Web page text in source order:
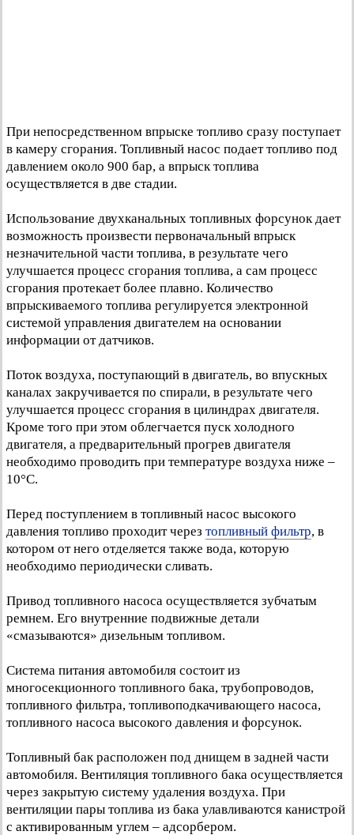
При непосредственном впрыске топливо сразу поступает
в камеру сгорания. Топливный насос подает топливо под
давлением около 900 бар, а впрыск топлива
осуществляется в две стадии.
Использование двухканальных топливных форсунок дает
возможность произвести первоначальный впрыск
незначительной части топлива, в результате чего
улучшается процесс сгорания топлива, а сам процесс
сгорания протекает более плавно. Количество
впрыскиваемого топлива регулируется электронной
системой управления двигателем на основании
информации от датчиков.
Поток воздуха, поступающий в двигатель, во впускных
каналах закручивается по спирали, в результате чего
улучшается процесс сгорания в цилиндрах двигателя.
Кроме того при этом облегчается пуск холодного
двигателя, а предварительный прогрев двигателя
необходимо проводить при температуре воздуха ниже –
10°C.
Перед поступлением в топливный насос высокого
давления топливо проходит через топливный фильтр, в
котором от него отделяется также вода, которую
необходимо периодически сливать.
Привод топливного насоса осуществляется зубчатым
ремнем. Его внутренние подвижные детали
«смазываются» дизельным топливом.
Система питания автомобиля состоит из
многосекционного топливного бака, трубопроводов,
топливного фильтра, топливоподкачивающего насоса,
топливного насоса высокого давления и форсунок.
Топливный бак расположен под днищем в задней части
автомобиля. Вентиляция топливного бака осуществляется
через закрытую систему удаления воздуха. При
вентиляции пары топлива из бака улавливаются канистрой
с активированным углем – адсорбером.